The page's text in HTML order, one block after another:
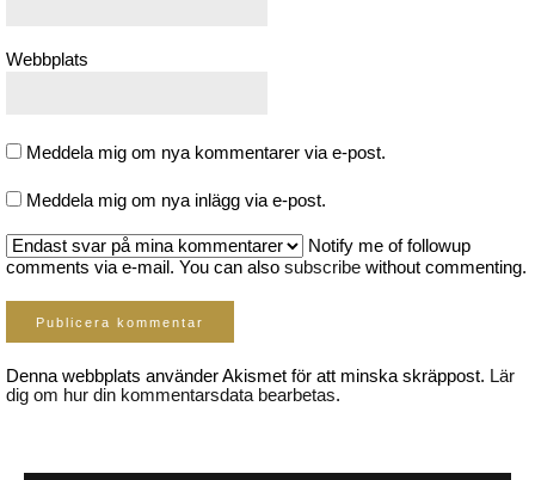
Webbplats
Meddela mig om nya kommentarer via e-post.
Meddela mig om nya inlägg via e-post.
Notify me of followup
comments via e-mail. You can also subscribe without commenting.
Denna webbplats använder Akismet för att minska skräppost. Lär
dig om hur din kommentarsdata bearbetas.